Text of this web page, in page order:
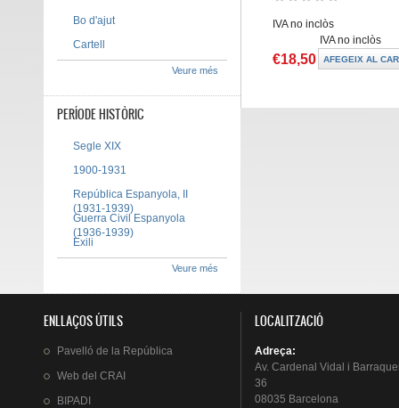
IVA no inclòs
IVA no inclòs
€18,50
Bo d'ajut
Cartell
Veure més
PERÍODE HISTÒRIC
Segle XIX
1900-1931
República Espanyola, II
(1931-1939)
Guerra Civil Espanyola
(1936-1939)
Exili
Veure més
ENLLAÇOS ÚTILS
Pavelló de la República
Web del CRAI
BIPADI
LOCALITZACIÓ
Adreça:
Av. Cardenal Vidal i
36
08035 Barcelona